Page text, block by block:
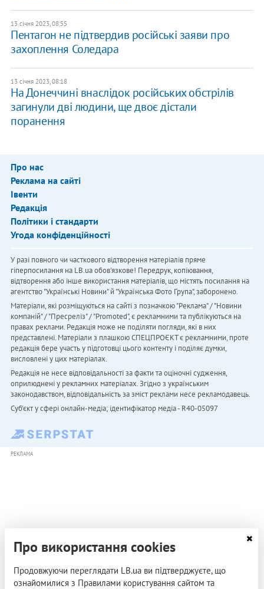
13 січня 2023, 08:55
Пентагон не підтвердив російські заяви про
захоплення Соледара
13 січня 2023, 08:18
На Донеччині внаслідок російських обстрілів
загинули дві людини, ще двоє дістали
поранення
Про нас
Реклама на сайті
Івенти
Редакція
Політики і стандарти
Угода конфіденційності
У разі повного чи часткового відтворення матеріалів пряме
гіперпосилання на LB.ua обов'язкове! Передрук, копіювання,
відтворення або інше використання матеріалів, що містять посилання на
агентство "Українськi Новини" й "Українська Фото Група", заборонено.
Матеріали, які розміщуються на сайті з позначкою "Реклама" / "Новини
компаній" / "Пресреліз" / "Promoted", є рекламними та публікуються на
правах реклами. Редакція може не поділяти погляди, які в них
представлені. Матеріали з плашкою СПЕЦПРОЄКТ є рекламними, проте
редакція бере участь у підготовці цього контенту і поділяє думки,
висловлені у цих матеріалах.
Редакція не несе відповідальності за факти та оціночні судження,
оприлюднені у рекламних матеріалах. Згідно з українським
законодавством, відповідальність за зміст реклами несе рекламодавець.
Cуб'єкт у сфері онлайн-медіа; ідентифікатор медіа - R40-05097
РЕКЛАМА
Про використання cookies
Продовжуючи переглядати LB.ua ви підтверджуєте, що
ознайомилися з Правилами користування сайтом та